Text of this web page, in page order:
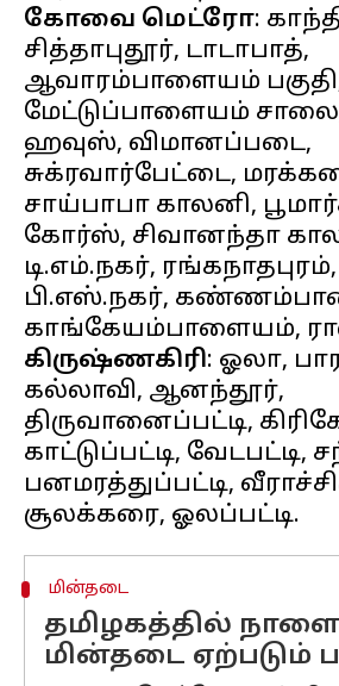
கோவை மெட்ரோ:
சித்தாபுதூர், டாடாபாத்,
ஆவாரம்பாளையம்
மேட்டுப்பாளையம் சாலை,
ஹவுஸ், விமானப்படை,
சுக்ரவார்பேட்டை,
சாய்பாபா காலனி,
கோர்ஸ், சிவானந்தா
டி.எம்.நகர், ரங்கநாதபுரம்,
பி.எஸ்.நகர்,
கிருஷ்ணகிரி: ஓலா,
கல்லாவி, ஆனந்தூர்,
திருவானைப்பட்டி,
காட்டுப்பட்டி, வேடபட்டி,
பனமரத்துப்பட்டி,
மின்தடை
தமிழகத்தில் நாளை
மின்தடை ஏற்படும்